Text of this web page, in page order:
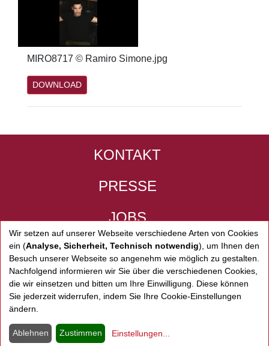
MIRO8717 © Ramiro Simone.jpg
DOWNLOAD
KONTAKT
PRESSE
JOBS
IMPRESSUM
DATENSCHUTZ
ARGO KONZERTE
Wir setzen auf unserer Webseite verschiedene Arten von Cookies
ein (Analyse, Sicherheit, Technisch notwendig), um Ihnen den
Besuch unserer Webseite so angenehm wie möglich zu gestalten.
Nachfolgend informieren wir Sie über die verschiedenen Cookies,
die wir einsetzen und bitten um Ihre Einwilligung. Diese können
Sie jederzeit widerrufen, indem Sie Ihre Cookie-Einstellungen
ändern.
Ablehnen Zustimmen Einstellungen...